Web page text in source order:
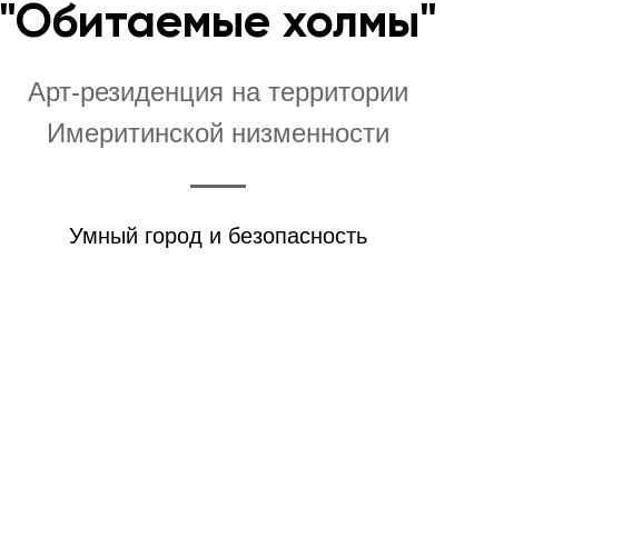
"Обитаемые холмы"
Арт-резиденция на территории
Имеритинской низменности
Умный город и безопасность